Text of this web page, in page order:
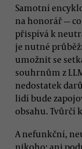
Samotní
na honorář —
přispívá k
je nutné
umožnit se
souhrnům z
nedostatek
lidí bude
obsahu. Tvůrčí
A nefunkční,
nikoho; ani